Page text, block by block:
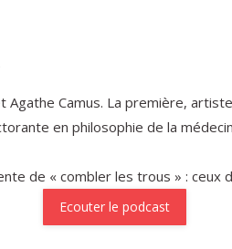
Camus. La première,
en philosophie de la
de « combler les trous » : ceux
Ecouter le podcast